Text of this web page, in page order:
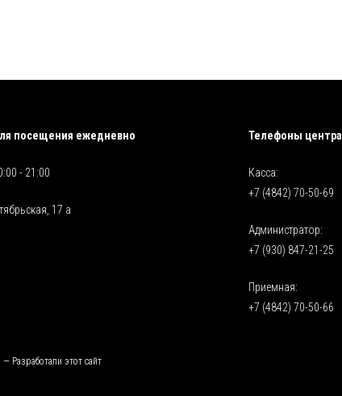
посещения ежедневно
- 21:00
17 а
Телефоны
Касса:
+7 (4842) 70-50-69
Администратор:
+7 (930) 847-21-25
Приемная:
+7 (4842) 70-50-66
— Разработали этот сайт